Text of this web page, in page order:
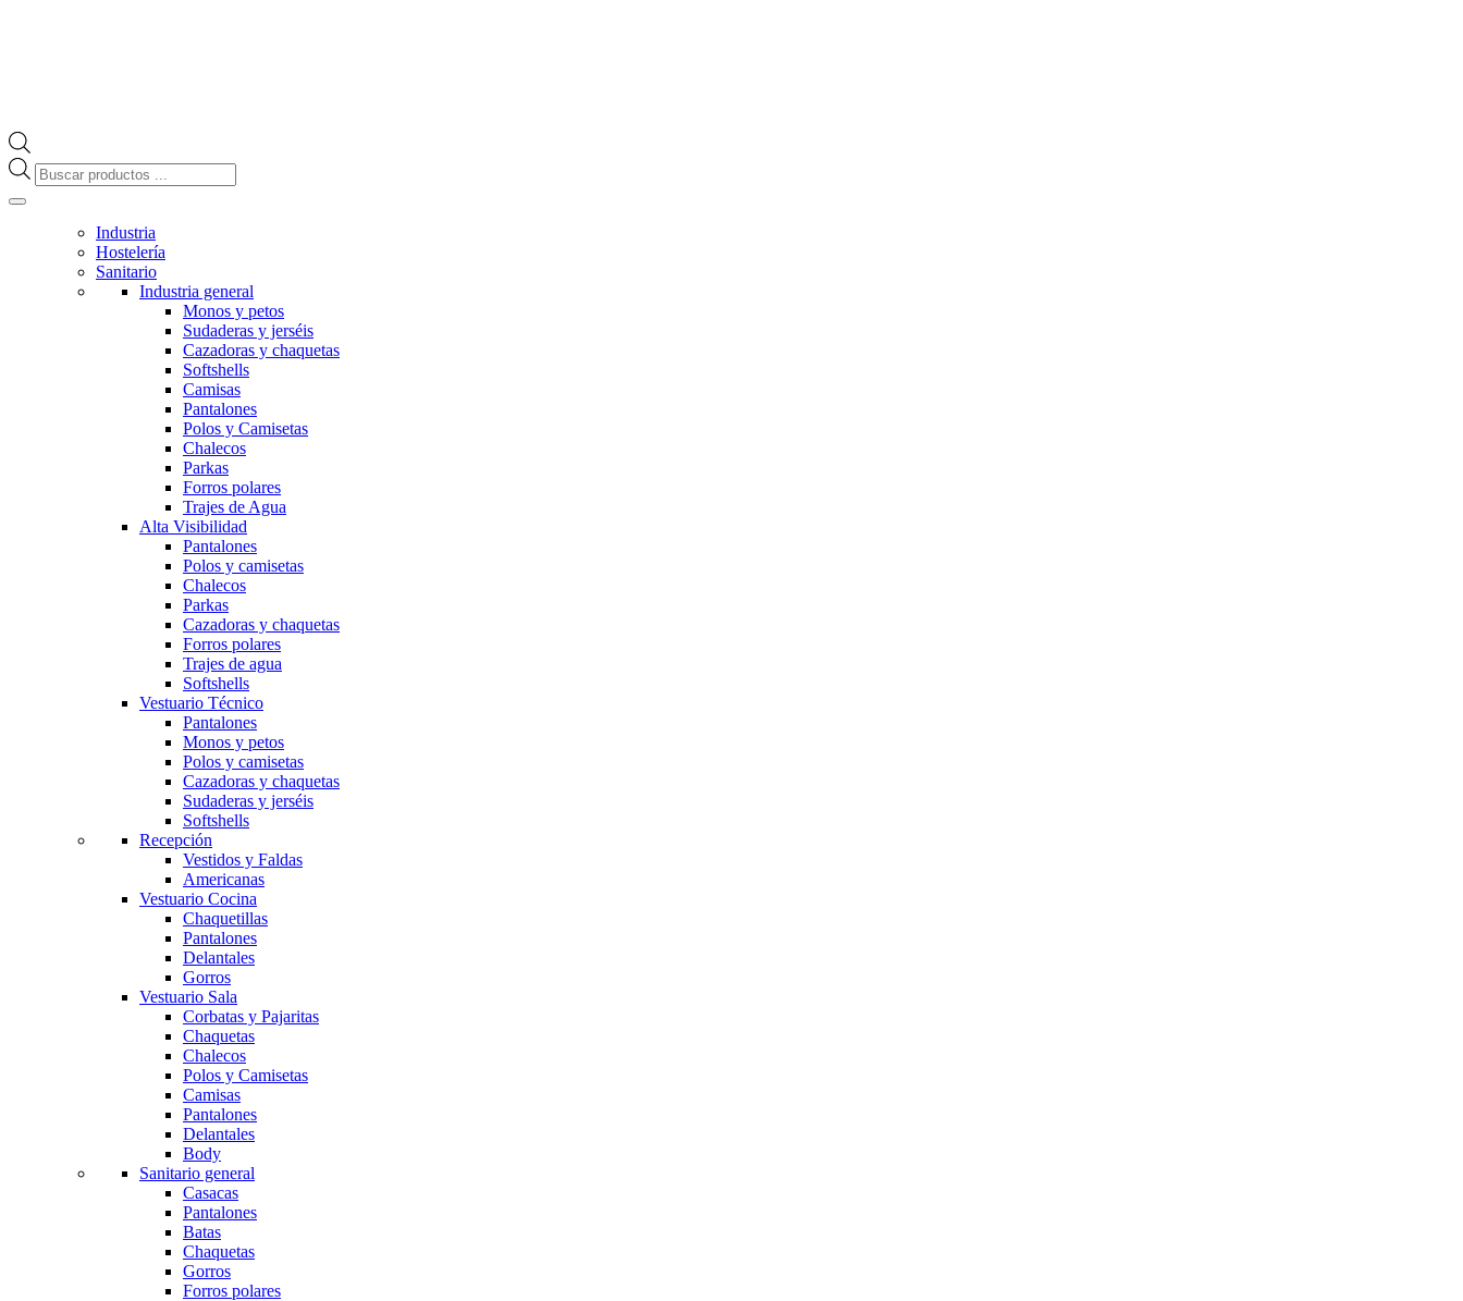
Búsqueda
de
Industria
Hostelería
Sanitario
Industria general
Monos y petos
Sudaderas y jerséis
Cazadoras y chaquetas
Softshells
Camisas
Pantalones
Polos y Camisetas
Chalecos
Parkas
Forros polares
Trajes de Agua
Alta Visibilidad
Pantalones
Polos y camisetas
Chalecos
Parkas
Cazadoras y chaquetas
Forros polares
Trajes de agua
Softshells
Vestuario Técnico
Pantalones
Monos y petos
Polos y camisetas
Cazadoras y chaquetas
Sudaderas y jerséis
Softshells
Recepción
Vestidos y Faldas
Americanas
Vestuario Cocina
Chaquetillas
Pantalones
Delantales
Gorros
Vestuario Sala
Corbatas y Pajaritas
Chaquetas
Chalecos
Polos y Camisetas
Camisas
Pantalones
Delantales
Body
Sanitario general
Casacas
Pantalones
Batas
Chaquetas
Gorros
Forros polares